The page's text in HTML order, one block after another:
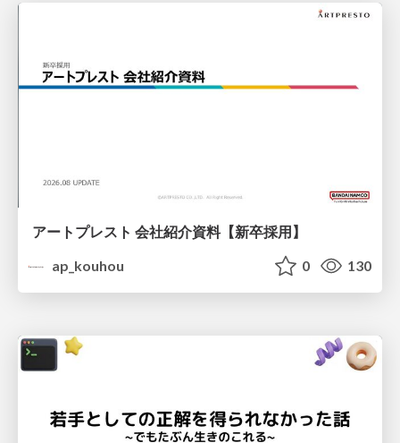
アートプレスト 会社紹介資料【新卒採用】
ap_kouhou
0 130